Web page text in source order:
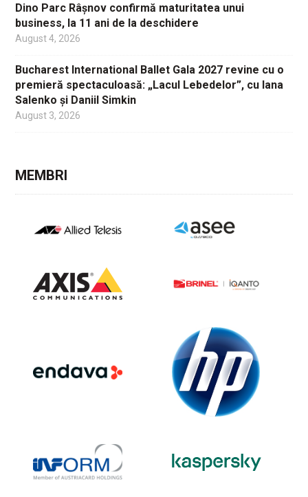
Dino Parc Râșnov confirmă maturitatea unui
business, la 11 ani de la deschidere
August 4, 2026
Bucharest International Ballet Gala 2027 revine cu o
premieră spectaculoasă: „Lacul Lebedelor”, cu Iana
Salenko și Daniil Simkin
August 3, 2026
MEMBRI